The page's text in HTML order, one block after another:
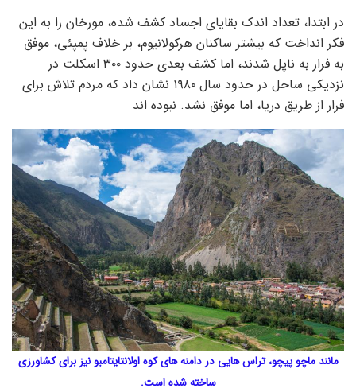
در ابتدا، تعداد اندک بقایای اجساد کشف شده، مورخان را به این
فکر انداخت که بیشتر ساکنان هرکولانیوم، بر خلاف پمپئی، موفق
به فرار به ناپل شدند، اما کشف بعدی حدود ۳۰۰ اسکلت در
نزدیکی ساحل در حدود سال ۱۹۸۰ نشان داد که مردم تلاش برای
فرار از طریق دریا، اما موفق نشد. نبوده اند
مانند ماچو پیچو، تراس هایی در دامنه های کوه اولانتایتامبو نیز برای کشاورزی
ساخته شده است.